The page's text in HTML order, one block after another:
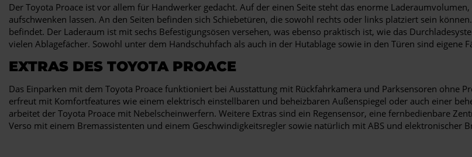
Der Toyota Proace ist vor allem für Handwerker gedacht. Auf der einen Seite steht das enorme
aufschwenken lassen. An den Seiten befinden sich Schiebetüren, die sowohl rechts oder links platziert sein
befindet. Der Laderaum ist mit sechs Befestigungsösen versehen, was ebenso praktisch ist, wie das
vielen Ablagefächer. Sowohl unter dem Handschuhfach als auch in der Hutablage sowie in den Türen sind eigene
EXTRAS DES TOYOTA PROACE
Das Einparken mit dem Toyota Proace funktioniert bei Ausstattung mit Rückfahrkamera und Parksensoren ohne
erfreut mit Komfortfeatures wie einem elektrisch einstellbaren und beheizbaren Außenspiegel oder auch einer
arbeitet der Toyota Proace mit Nebelscheinwerfern. Weitere Extras sind ein Regensensor, eine fernbedienbare
Verso mit einem Bremassistenten und einem Geschwindigkeitsregler sowie natürlich mit ABS und elektronischer